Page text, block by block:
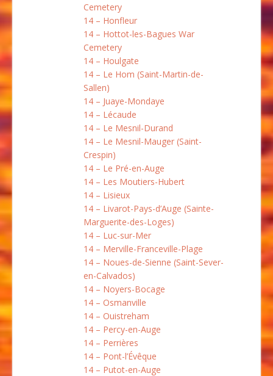
Cemetery
14 – Honfleur
14 – Hottot-les-Bagues War
Cemetery
14 – Houlgate
14 – Le Hom (Saint-Martin-de-
Sallen)
14 – Juaye-Mondaye
14 – Lécaude
14 – Le Mesnil-Durand
14 – Le Mesnil-Mauger (Saint-
Crespin)
14 – Le Pré-en-Auge
14 – Les Moutiers-Hubert
14 – Lisieux
14 – Livarot-Pays-d’Auge (Sainte-
Marguerite-des-Loges)
14 – Luc-sur-Mer
14 – Merville-Franceville-Plage
14 – Noues-de-Sienne (Saint-Sever-
en-Calvados)
14 – Noyers-Bocage
14 – Osmanville
14 – Ouistreham
14 – Percy-en-Auge
14 – Perrières
14 – Pont-l’Évêque
14 – Putot-en-Auge